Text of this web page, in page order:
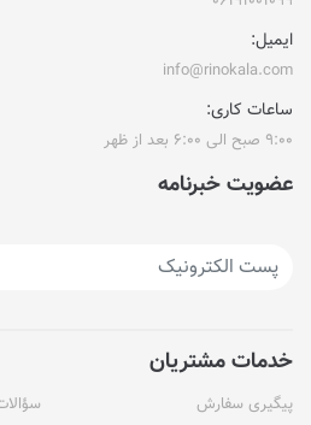
ایمیل:
info@rinokala.com
ساعات کاری:
۹:۰۰ صبح الی ۶:۰۰ بعد از ظهر
عضویت خبرنامه
خدمات مشتریان
پیگیری سفارش